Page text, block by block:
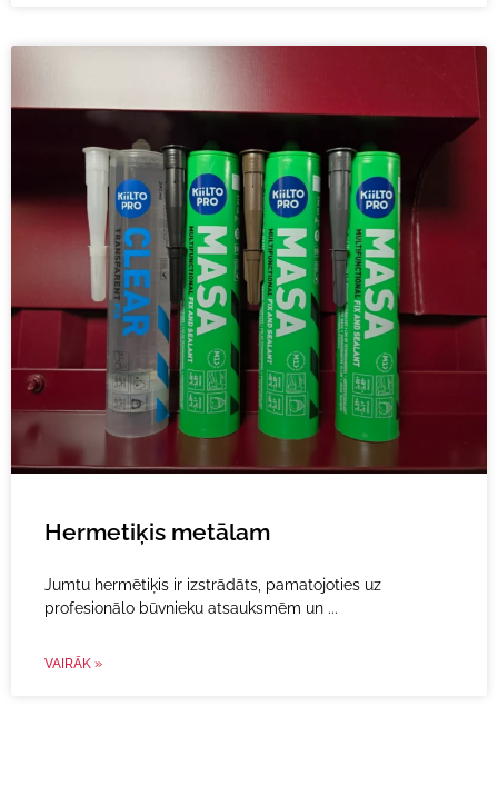
Hermetiķis metālam
Jumtu hermētiķis ir izstrādāts, pamatojoties uz
profesionālo būvnieku atsauksmēm un
VAIRĀK »